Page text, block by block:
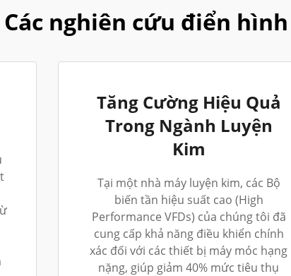
Các nghiên cứu điển
Tăng Cường Hiệu Quả
Trong Ngành Luyện
Kim
Tại một nhà máy luyện kim, các Bộ
biến tần hiệu suất cao (High
Performance VFDs) của chúng tôi đã
cung cấp khả năng điều khiển chính
xác đối với các thiết bị máy móc hạng
nặng, giúp giảm 40% mức tiêu thụ